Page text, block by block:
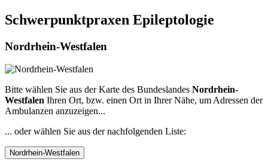
Schwerpunktpraxen Epileptologie
Nordrhein-Westfalen
Bitte wählen Sie aus der Karte des Bundeslandes Nordrhein-
Westfalen Ihren Ort, bzw. einen Ort in Ihrer Nähe, um Adressen der
Ambulanzen anzuzeigen...
... oder wählen Sie aus der nachfolgenden Liste:
Nordrhein-Westfalen